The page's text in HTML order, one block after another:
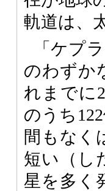
軌道は、
「ケプ
のわずか
れまでに
のうち
間もなく
短い（し
星を多く